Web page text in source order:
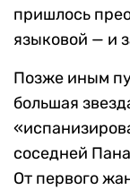
пришлось
языковой — и
Позже иным
большая
соседней
От первого